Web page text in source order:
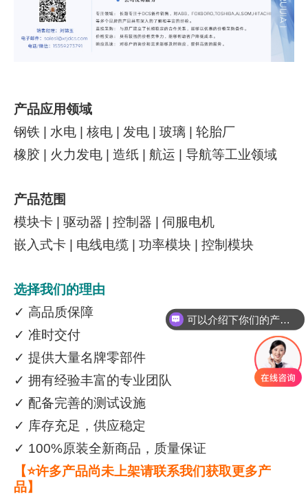
产品应用领域
钢铁 | 水电 | 核电 | 发电 | 玻璃 | 轮胎厂
橡胶 | 火力发电 | 造纸 | 航运 | 导航等工业领域
产品范围
模块卡 | 驱动器 | 控制器 | 伺服电机
嵌入式卡 | 电线电缆 | 功率模块 | 控制模块
选择我们的理由
✓ 高品质保障
✓ 准时交付
✓ 提供大量名牌零部件
✓ 拥有经验丰富的专业团队
✓ 配备完善的测试设施
✓ 库存充足，供应稳定
✓ 100%原装全新商品，质量保证
【⭐许多产品尚未上架请联系我们获取更多产
品】
可以介绍下你们的产品么